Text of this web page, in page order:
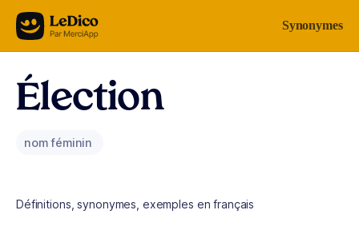
Aller au contenu Synonymes
Élection
nom féminin
Définitions, synonymes, exemples en français